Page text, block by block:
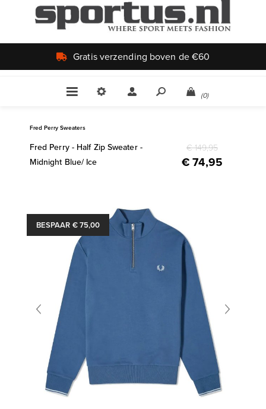
Uniek aanbod
(0)
Fred Perry Sweaters
Fred Perry - Half Zip Sweater -
Midnight Blue/ Ice
€ 149,95
€ 74,95
BESPAAR € 75,00